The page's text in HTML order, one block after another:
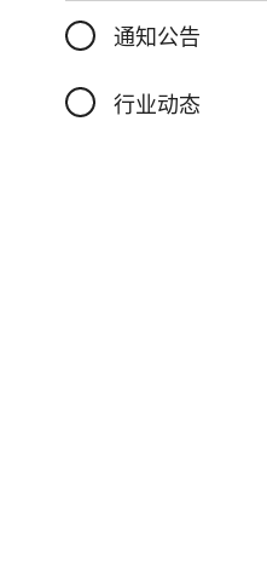
通知公告
行业动态